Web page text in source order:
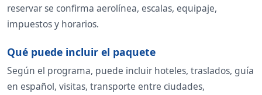
reservar se confirma aerolínea, escalas, equipaje,
impuestos y horarios.
Qué puede incluir el paquete
Según el programa, puede incluir hoteles, traslados, guía
en español, visitas, transporte entre ciudades,